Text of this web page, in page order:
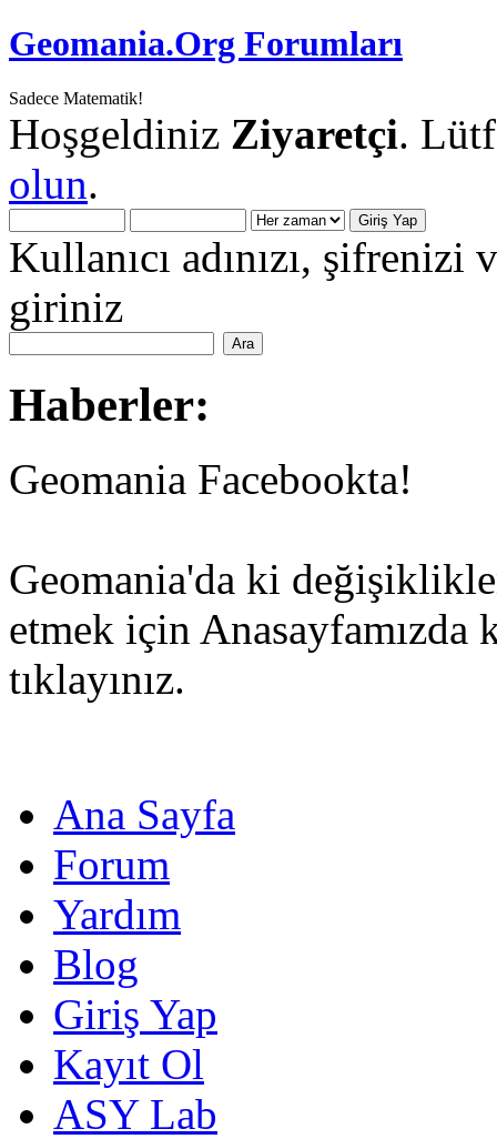
Geomania.Org Forumları
Sadece Matematik!
Hoşgeldiniz Ziyaretçi.
olun.
Kullanıcı adınızı,
giriniz
Haberler:
Geomania Facebookta!
Geomania'da ki
etmek için
tıklayınız.
Ana Sayfa
Forum
Yardım
Blog
Giriş Yap
Kayıt Ol
ASY Lab